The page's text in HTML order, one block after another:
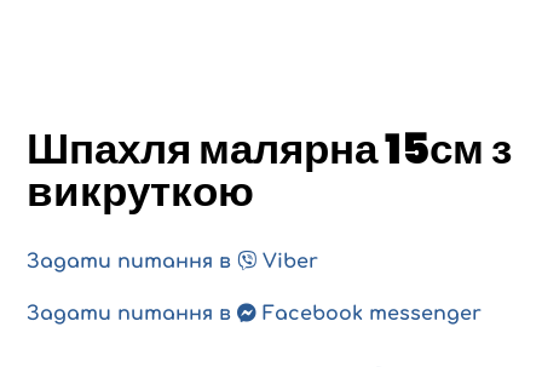
Шпахля малярна 15см з
викруткою
Задати питання в Viber
Задати питання в Facebook messenger